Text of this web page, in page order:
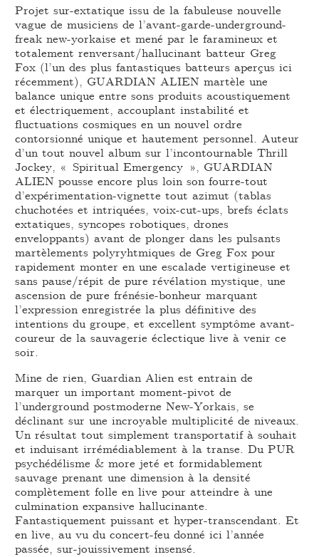
Projet sur-extatique issu de la fabuleuse nouvelle
vague de musiciens de l’avant-garde-underground-
freak new-yorkaise et mené par le faramineux et
totalement renversant/hallucinant batteur Greg
Fox (l’un des plus fantastiques batteurs aperçus ici
récemment), GUARDIAN ALIEN martèle une
balance unique entre sons produits acoustiquement
et électriquement, accouplant instabilité et
fluctuations cosmiques en un nouvel ordre
contorsionné unique et hautement personnel. Auteur
d’un tout nouvel album sur l’incontournable Thrill
Jockey, « Spiritual Emergency », GUARDIAN
ALIEN pousse encore plus loin son fourre-tout
d’expérimentation-vignette tout azimut (tablas
chuchotées et intriquées, voix-cut-ups, brefs éclats
extatiques, syncopes robotiques, drones
enveloppants) avant de plonger dans les pulsants
martèlements polyryhtmiques de Greg Fox pour
rapidement monter en une escalade vertigineuse et
sans pause/répit de pure révélation mystique, une
ascension de pure frénésie-bonheur marquant
l’expression enregistrée la plus définitive des
intentions du groupe, et excellent symptôme avant-
coureur de la sauvagerie éclectique live à venir ce
soir.
Mine de rien, Guardian Alien est entrain de
marquer un important moment-pivot de
l’underground postmoderne New-Yorkais, se
déclinant sur une incroyable multiplicité de niveaux.
Un résultat tout simplement transportatif à souhait
et induisant irrémédiablement à la transe. Du PUR
psychédélisme & more jeté et formidablement
sauvage prenant une dimension à la densité
complètement folle en live pour atteindre à une
culmination expansive hallucinante.
Fantastiquement puissant et hyper-transcendant. Et
en live, au vu du concert-feu donné ici l’année
passée, sur-jouissivement insensé.